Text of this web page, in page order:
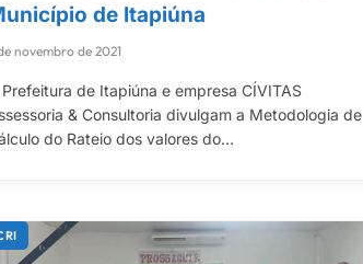
de Itapiúna
novembro de 2021
Prefeitura de Itapiúna e empresa CÍVITAS
& Consultoria divulgam a Metodologia de
do Rateio dos valores do…